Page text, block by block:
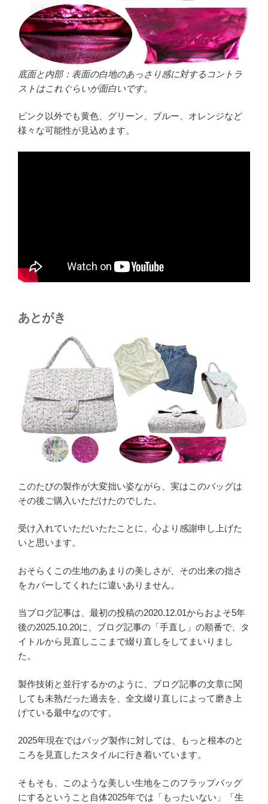
底面と内部：表面の白地のあっさり感に対するコントラ
ストはこれぐらいが面白いです。
ピンク以外でも黄色、グリーン、ブルー、オレンジなど
様々な可能性が見込めます。
あとがき
このたびの製作が大変拙い姿ながら、実はこのバッグは
その後ご購入いただけたのでした。
受け入れていただいたたことに、心より感謝申し上げた
いと思います。
おそらくこの生地のあまりの美しさが、その出来の拙さ
をカバーしてくれたに違いありません。
当ブログ記事は、最初の投稿の2020.12.01からおよそ5年
後の2025.10.20に、ブログ記事の「手直し」の順番で、タ
イトルから見直しここまで綴り直しをしてまいりまし
た。
製作技術と並行するかのように、ブログ記事の文章に関
しても未熟だった過去を、全文綴り直しによって磨き上
げている最中なのです。
2025年現在ではバッグ製作に対しては、もっと根本のと
ころを見直したスタイルに行き着いています。
そもそも、このような美しい生地をこのフラップバッグ
にするということ自体2025年では「もったいない」「生